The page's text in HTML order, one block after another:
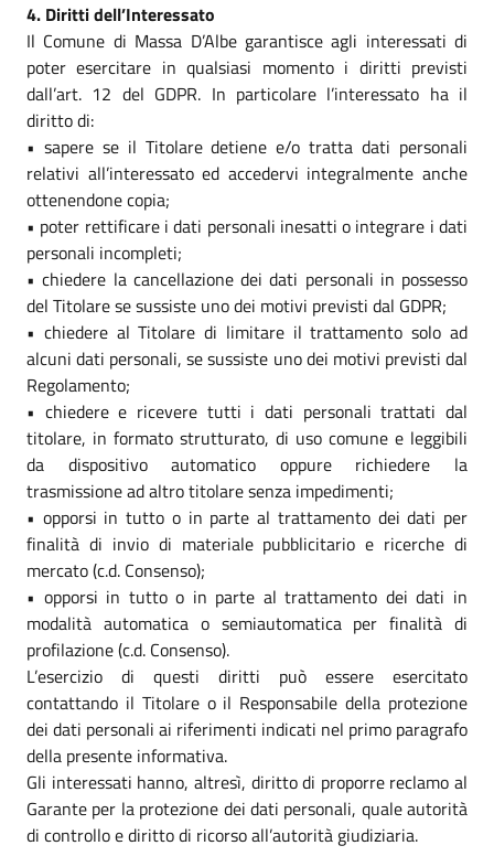
4. Diritti dell’Interessato
Il Comune di Massa D’Albe garantisce agli interessati di
poter esercitare in qualsiasi momento i diritti previsti
dall’art. 12 del GDPR. In particolare l’interessato ha il
diritto di:
• sapere se il Titolare detiene e/o tratta dati personali
relativi all’interessato ed accedervi integralmente anche
ottenendone copia;
• poter rettificare i dati personali inesatti o integrare i dati
personali incompleti;
• chiedere la cancellazione dei dati personali in possesso
del Titolare se sussiste uno dei motivi previsti dal GDPR;
• chiedere al Titolare di limitare il trattamento solo ad
alcuni dati personali, se sussiste uno dei motivi previsti dal
Regolamento;
• chiedere e ricevere tutti i dati personali trattati dal
titolare, in formato strutturato, di uso comune e leggibili
da dispositivo automatico oppure richiedere la
trasmissione ad altro titolare senza impedimenti;
• opporsi in tutto o in parte al trattamento dei dati per
finalità di invio di materiale pubblicitario e ricerche di
mercato (c.d. Consenso);
• opporsi in tutto o in parte al trattamento dei dati in
modalità automatica o semiautomatica per finalità di
profilazione (c.d. Consenso).
L’esercizio di questi diritti può essere esercitato
contattando il Titolare o il Responsabile della protezione
dei dati personali ai riferimenti indicati nel primo paragrafo
della presente informativa.
Gli interessati hanno, altresì, diritto di proporre reclamo al
Garante per la protezione dei dati personali, quale autorità
di controllo e diritto di ricorso all’autorità giudiziaria.